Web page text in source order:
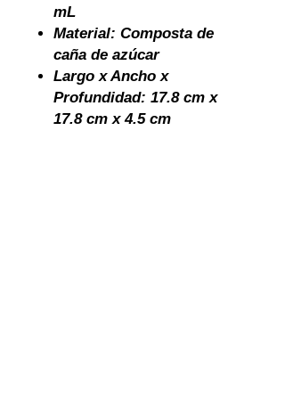
mL
Material: Composta de
caña de azúcar
Largo x Ancho x
Profundidad: 17.8 cm x
17.8 cm x 4.5 cm